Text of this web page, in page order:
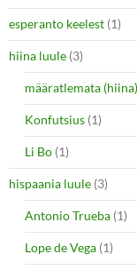
esperanto keelest (1)
hiina luule (3)
määratlemata (hiina)
Konfutsius (1)
Li Bo (1)
hispaania luule (3)
Antonio Trueba (1)
Lope de Vega (1)